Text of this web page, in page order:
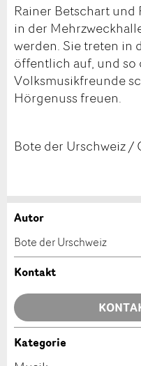
Rainer Betschart und
in der
werden. Sie treten in
öffentlich auf, und
Volksmusikfreunde
Hörgenuss freuen.
Bote der Urschweiz /
Anzeige
Ihr Feedback wird
Allgemeines
Anzeige nicht
Anzeige
Anzeige
Empfehlen Sie diese
Autor
Bote der Urschweiz
Kontakt
Kategorie